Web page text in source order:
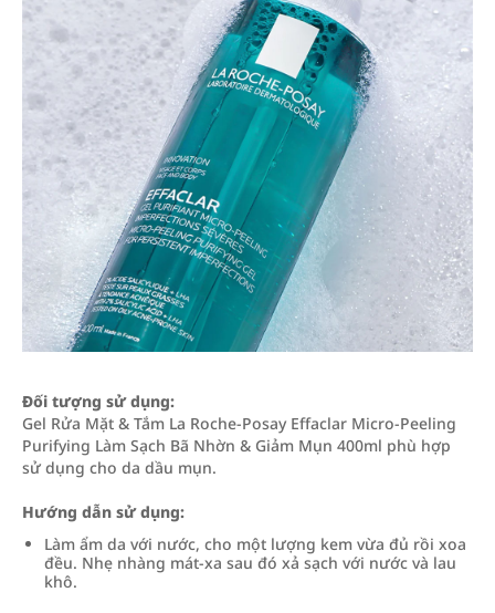
Đối tượng sử dụng:
Gel Rửa Mặt & Tắm La Roche-Posay Effaclar Micro-Peeling
Purifying Làm Sạch Bã Nhờn & Giảm Mụn 400ml phù hợp
sử dụng cho da dầu mụn.
Hướng dẫn sử dụng:
Làm ẩm da với nước, cho một lượng kem vừa đủ rồi xoa
đều. Nhẹ nhàng mát-xa sau đó xả sạch với nước và lau
khô.